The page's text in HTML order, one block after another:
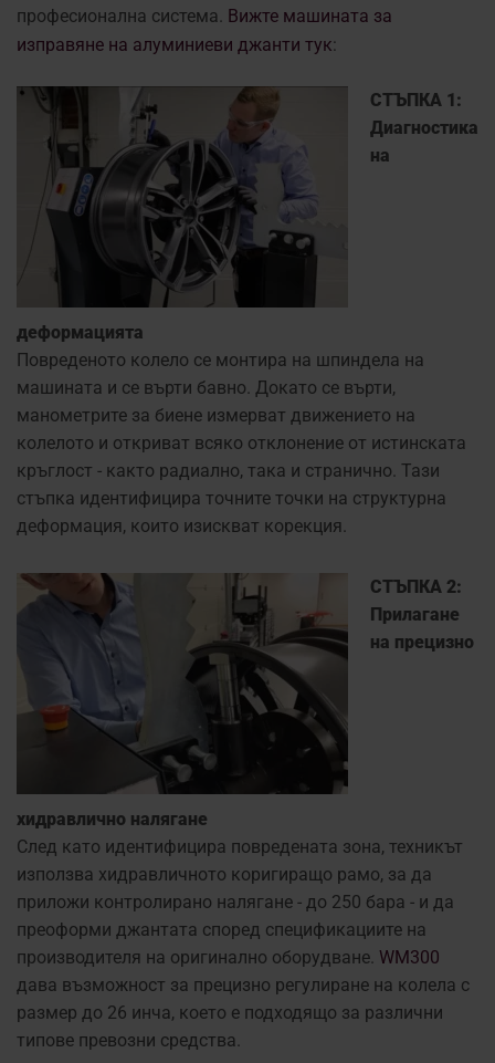
професионална система. Вижте машината за
изправяне на алуминиеви джанти тук:
СТЪПКА 1:
Диагностика
на
деформацията
Повреденото колело се монтира на шпиндела на
машината и се върти бавно. Докато се върти,
манометрите за биене измерват движението на
колелото и откриват всяко отклонение от истинската
кръглост - както радиално, така и странично. Тази
стъпка идентифицира точните точки на структурна
деформация, които изискват корекция.
СТЪПКА 2:
Прилагане
на прецизно
хидравлично налягане
След като идентифицира повредената зона, техникът
използва хидравличното коригиращо рамо, за да
приложи контролирано налягане - до 250 бара - и да
преоформи джантата според спецификациите на
производителя на оригинално оборудване. WM300
дава възможност за прецизно регулиране на колела с
размер до 26 инча, което е подходящо за различни
типове превозни средства.